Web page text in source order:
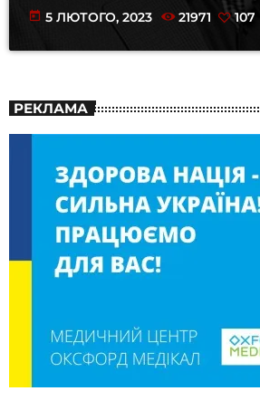
today 5 ЛЮТОГО, 2023 21971 107
РЕКЛАМА